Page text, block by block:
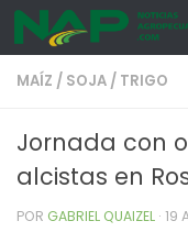
Skip to content
MAÍZ / SOJA / TRIGO
Jornada con
alcistas en
POR GABRIEL QUAIZEL · 19